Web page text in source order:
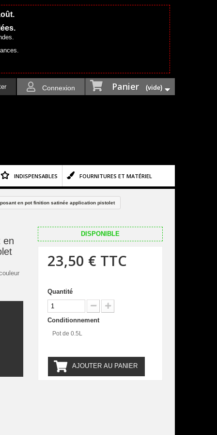
Panier (vide)
Connexion
INDISPENSABLES FOURNITURES ET MATÉRIEL
en pot finition satinée application pistolet
en
DISPONIBLE
23,50 € TTC
Quantité
Conditionnement
Pot de 0.5L
AJOUTER AU PANIER